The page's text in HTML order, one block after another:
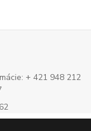
+ 421 948 212